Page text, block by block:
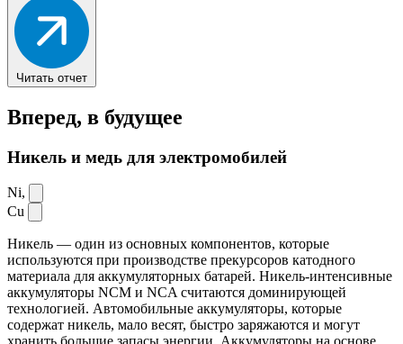
Читать отчет
Вперед, в будущее
Никель и медь для электромобилей
Ni,
Cu
Никель — один из основных компонентов, которые
используются при производстве прекурсоров катодного
материала для аккумуляторных батарей. Никель-интенсивные
аккумуляторы NCM и NCA считаются доминирующей
технологией. Автомобильные аккумуляторы, которые
содержат никель, мало весят, быстро заряжаются и могут